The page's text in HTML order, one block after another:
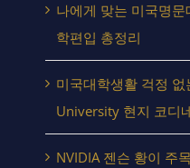
나에게 맞는 미국명
학편입 총정리
미국대학생활 걱정 없
University 현지 코디
NVIDIA 젠슨 황이 주